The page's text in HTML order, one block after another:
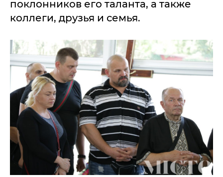
поклонников его таланта, а также
коллеги, друзья и семья.